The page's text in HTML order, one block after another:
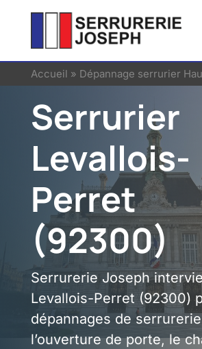
Accueil » Dépannage serrurier
Serrurier
Levallois-
Perret
(92300)
Serrurerie Joseph
Levallois-Perret (92300)
dépannages de
l’ouverture de porte, le